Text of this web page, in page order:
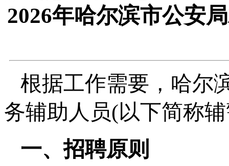
2026年哈尔滨市公安
根据工作需要，哈尔
务辅助人员(以下简称
一、招聘原则